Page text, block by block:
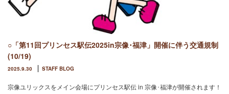
○「第11回プリンセス駅伝2025in宗像･福津」開催に伴う交通規制
(10/19)
2025.9.30 STAFF BLOG
宗像ユリックスをメイン会場にプリンセス駅伝 in 宗像･福津が開催されます！